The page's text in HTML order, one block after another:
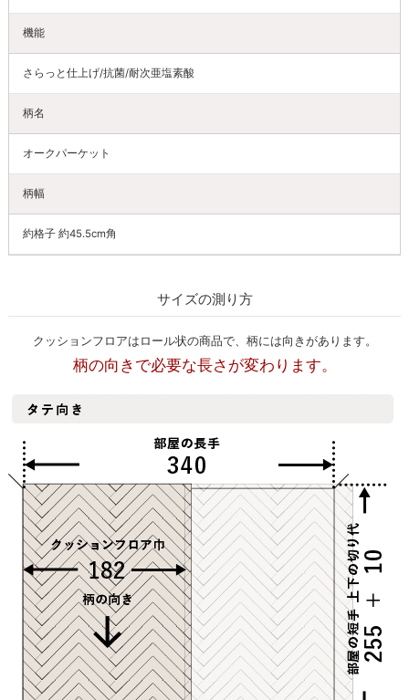
機能
さらっと仕上げ/抗菌/耐次亜塩素酸
柄名
オークパーケット
柄幅
約格子 約45.5cm角
サイズの測り方
クッションフロアはロール状の商品で、柄には向きがあります。
柄の向きで必要な長さが変わります。